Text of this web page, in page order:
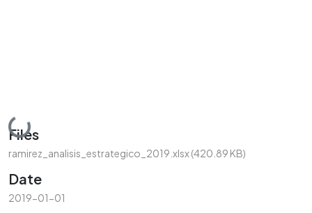
Loading...
Files
ramirez_analisis_estrategico_2019.xlsx(420.89 KB)
Date
2019-01-01